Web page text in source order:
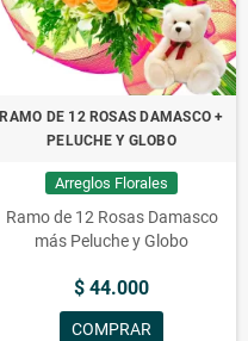
RAMO DE 12 ROSAS DAMASCO +
PELUCHE Y GLOBO
Arreglos Florales
Ramo de 12 Rosas Damasco
más Peluche y Globo
$ 44.000
COMPRAR